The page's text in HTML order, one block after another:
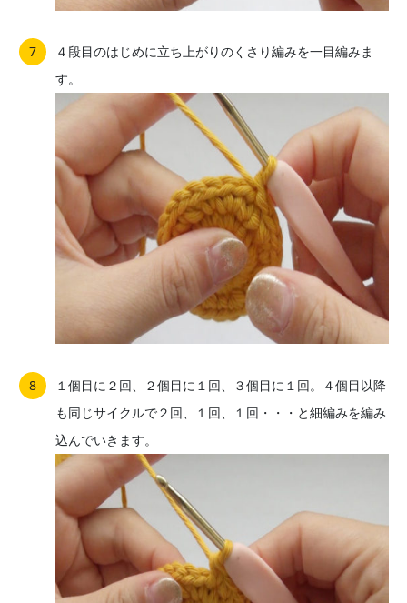
４段目のはじめに立ち上がりのくさり編みを一目編みま
す。
１個目に２回、２個目に１回、３個目に１回。４個目以降
も同じサイクルで２回、１回、１回・・・と細編みを編み
込んでいきます。